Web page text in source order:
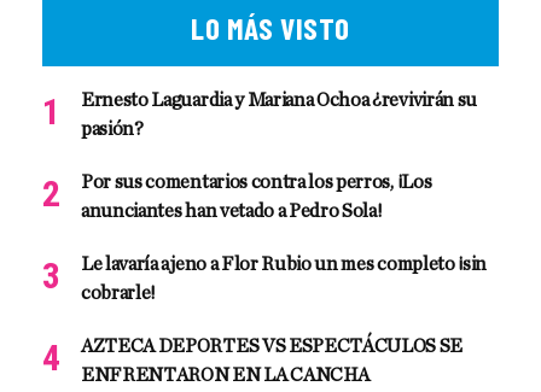
LO MÁS VISTO
Ernesto Laguardia y Mariana Ochoa ¿revivirán su
pasión?
Por sus comentarios contra los perros, ¡Los
anunciantes han vetado a Pedro Sola!
Le lavaría ajeno a Flor Rubio un mes completo ¡sin
cobrarle!
AZTECA DEPORTES VS ESPECTÁCULOS SE
ENFRENTARON EN LA CANCHA